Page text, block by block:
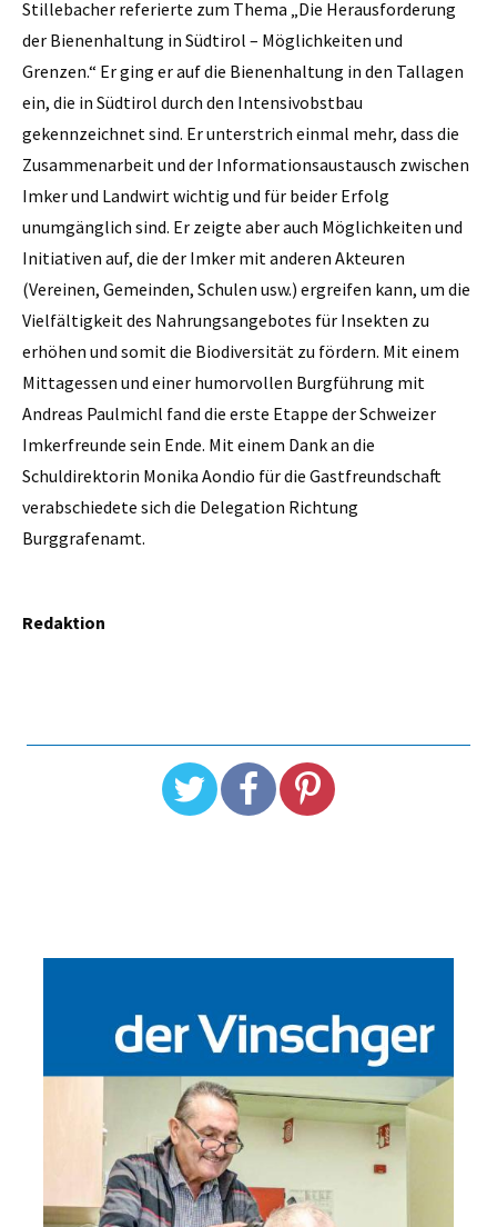
Stillebacher referierte zum Thema „Die Herausforderung
der Bienenhaltung in Südtirol – Möglichkeiten und
Grenzen.“ Er ging er auf die Bienenhaltung in den Tallagen
ein, die in Südtirol durch den Intensivobstbau
gekennzeichnet sind. Er unterstrich einmal mehr, dass die
Zusammenarbeit und der Informationsaustausch zwischen
Imker und Landwirt wichtig und für beider Erfolg
unumgänglich sind. Er zeigte aber auch Möglichkeiten und
Initiativen auf, die der Imker mit anderen Akteuren
(Vereinen, Gemeinden, Schulen usw.) ergreifen kann, um die
Vielfältigkeit des Nahrungsangebotes für Insekten zu
erhöhen und somit die Biodiversität zu fördern. Mit einem
Mittagessen und einer humorvollen Burgführung mit
Andreas Paulmichl fand die erste Etappe der Schweizer
Imkerfreunde sein Ende. Mit einem Dank an die
Schuldirektorin Monika Aondio für die Gastfreundschaft
verabschiedete sich die Delegation Richtung
Burggrafenamt.
Redaktion